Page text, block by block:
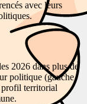
avec leurs
2026 dans plus de
politique (gauche,
profil territorial